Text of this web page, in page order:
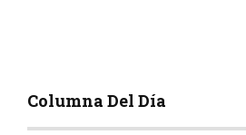
Columna Del Día